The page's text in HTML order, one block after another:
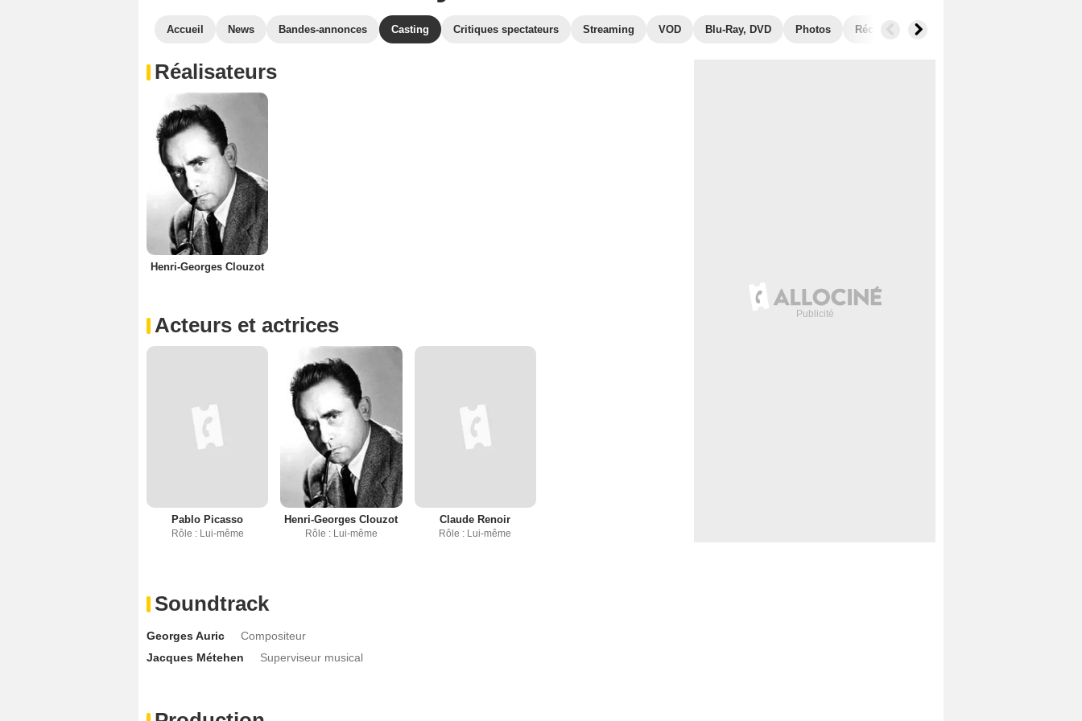
Accueil News Bandes-annonces Casting Critiques spectateurs Streaming VOD Blu-Ray, DVD Photos Récompenses
Réalisateurs
Henri-Georges Clouzot
Acteurs et actrices
Pablo Picasso
Rôle : Lui-même
Henri-Georges Clouzot
Rôle : Lui-même
Claude Renoir
Rôle : Lui-même
Soundtrack
Georges Auric
Compositeur
Jacques Métehen
Superviseur musical